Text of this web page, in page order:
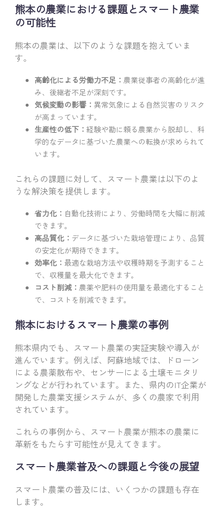
熊本の農業における課題とスマート農業
の可能性
熊本の農業は、以下のような課題を抱えていま
す。
高齢化による労働力不足： 農業従事者の高齢化が進
み、後継者不足が深刻です。
気候変動の影響： 異常気象による自然災害のリスク
が高まっています。
生産性の低下： 経験や勘に頼る農業から脱却し、科
学的なデータに基づいた農業への転換が求められて
います。
これらの課題に対して、スマート農業は以下のよ
うな解決策を提供します。
省力化： 自動化技術により、労働時間を大幅に削減
できます。
高品質化： データに基づいた栽培管理により、品質
の安定化が期待できます。
効率化： 最適な栽培方法や収穫時期を予測すること
で、収穫量を最大化できます。
コスト削減： 農薬や肥料の使用量を最適化すること
で、コストを削減できます。
熊本におけるスマート農業の事例
熊本県内でも、スマート農業の実証実験や導入が
進んでいます。例えば、阿蘇地域では、ドローン
による農薬散布や、センサーによる土壌モニタリ
ングなどが行われています。また、県内のIT企業が
開発した農業支援システムが、多くの農家で利用
されています。
これらの事例から、スマート農業が熊本の農業に
革新をもたらす可能性が見えてきます。
スマート農業普及への課題と今後の展望
スマート農業の普及には、いくつかの課題も存在
します。